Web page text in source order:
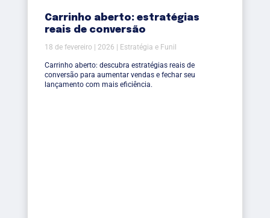
Carrinho aberto: estratégias
reais de conversão
18 de fevereiro | 2026 | Estratégia e Funil
Carrinho aberto: descubra estratégias reais de
conversão para aumentar vendas e fechar seu
lançamento com mais eficiência.